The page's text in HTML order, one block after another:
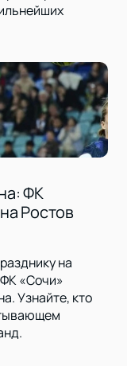
ФК
Ростов
на
«Сочи»
Узнайте, кто